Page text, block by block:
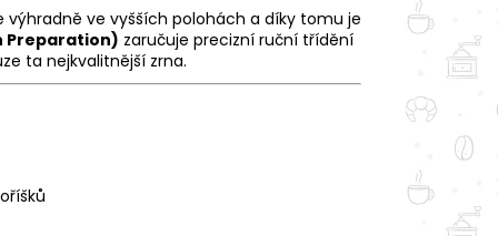
ve vyšších polohách a díky tomu je
Preparation) zaručuje precizní ruční třídění
ta nejkvalitnější zrna.